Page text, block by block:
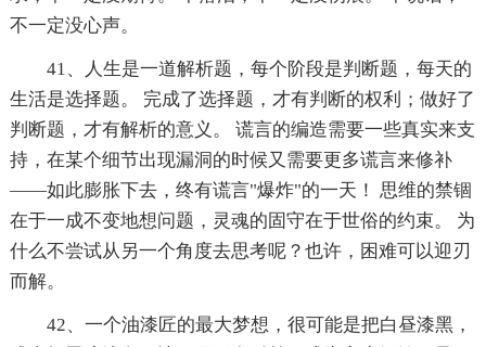
不一定没心声。
41、人生是一道解析题，每个阶段是判断题，每天的
生活是选择题。 完成了选择题，才有判断的权利；做好了
判断题，才有解析的意义。 谎言的编造需要一些真实来支
持，在某个细节出现漏洞的时候又需要更多谎言来修补
——如此膨胀下去，终有谎言"爆炸"的一天！ 思维的禁锢
在于一成不变地想问题，灵魂的固守在于世俗的约束。 为
什么不尝试从另一个角度去思考呢？也许，困难可以迎刃
而解。
42、一个油漆匠的最大梦想，很可能是把白昼漆黑，